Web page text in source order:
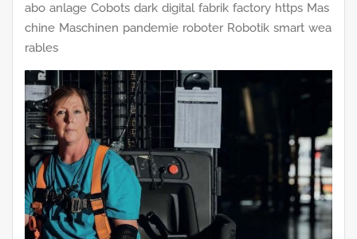
abo anlage Cobots dark digital fabrik factory https Mas
chine Maschinen pandemie roboter Robotik smart wea
rables